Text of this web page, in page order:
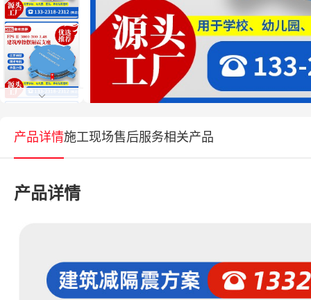
产品详情施工现场售后服务相关产品
产品详情